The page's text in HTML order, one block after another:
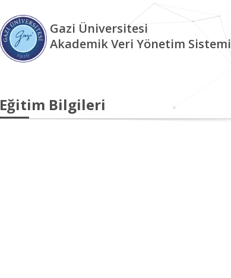
Gazi Üniversitesi
Akademik Veri Yönetim Sistemi
Eğitim Bilgileri